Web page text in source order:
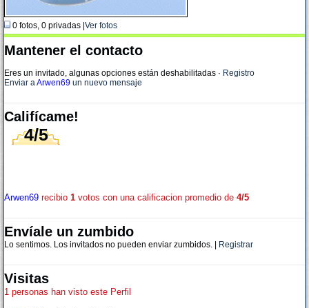
0 fotos, 0 privadas | Ver fotos
Mantener el contacto
Eres un invitado, algunas opciones están deshabilitadas · Registro
Enviar aArwen69 un nuevo mensaje
Califícame!
4/5
Arwen69 recibio 1 votos con una calificacion promedio de 4/5
Envíale un zumbido
Lo sentimos. Los invitados no pueden enviar zumbidos. | Registrar
Visitas
1 personas han visto este Perfil